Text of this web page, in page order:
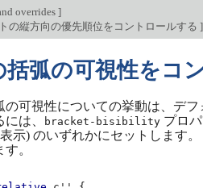
overrides ]
の縦方向の優先順位をコントロールする ]
括弧の可視性をコ
の可視性についての挙動は、デ
は、
bracket-bisibility プロ
示) のいずれかにセットします
。